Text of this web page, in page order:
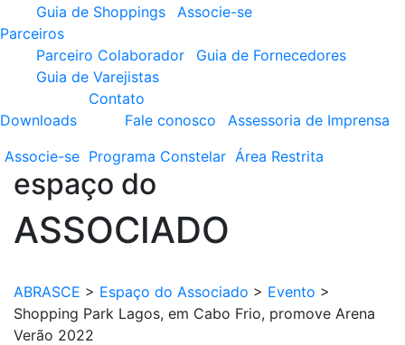
Guia de Shoppings
Associe-se
Parceiros
Parceiro Colaborador
Guia de Fornecedores
Guia de Varejistas
Downloads
Contato
Fale conosco
Assessoria de Imprensa
Associe-se Programa Constelar Área Restrita
espaço do
ASSOCIADO
ABRASCE > Espaço do Associado > Evento >
Shopping Park Lagos, em Cabo Frio, promove Arena
Verão 2022